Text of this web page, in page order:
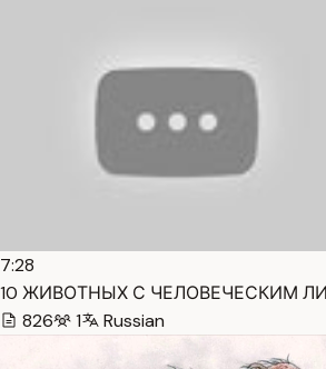
7:28
10 ЖИВОТНЫХ С ЧЕЛОВЕЧЕСКИМ
826
1 Russian